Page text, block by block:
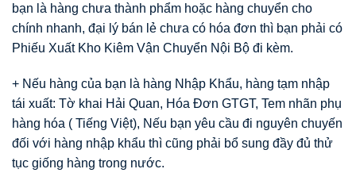
bạn là hàng chưa thành phẩm hoặc hàng chuyển cho
chính nhanh, đại lý bán lẻ chưa có hóa đơn thì bạn phải có
Phiếu Xuất Kho Kiêm Vận Chuyển Nội Bộ đi kèm.
+ Nếu hàng của bạn là hàng Nhập Khẩu, hàng tạm nhập
tái xuất: Tờ khai Hải Quan, Hóa Đơn GTGT, Tem nhãn phụ
hàng hóa ( Tiếng Việt), Nếu bạn yêu cầu đi nguyên chuyến
đối với hàng nhập khẩu thì cũng phải bổ sung đầy đủ thử
tục giống hàng trong nước.